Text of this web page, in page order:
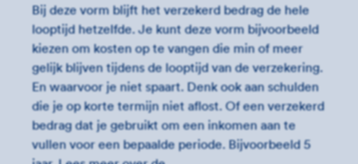
Bij deze vorm blijft het verzekerd bedrag de hele
looptijd hetzelfde. Je kunt deze vorm bijvoorbeeld
kiezen om kosten op te vangen die min of meer
gelijk blijven tijdens de looptijd van de verzekering.
En waarvoor je niet spaart. Denk ook aan schulden
die je op korte termijn niet aflost. Of een verzekerd
bedrag dat je gebruikt om een inkomen aan te
vullen voor een bepaalde periode. Bijvoorbeeld 5